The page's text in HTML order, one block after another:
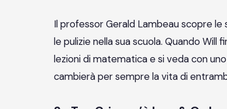
Il professor Gerald Lambeau scopre
le pulizie nella sua scuola. Quando
lezioni di matematica e si veda con
cambierà per sempre la vita di